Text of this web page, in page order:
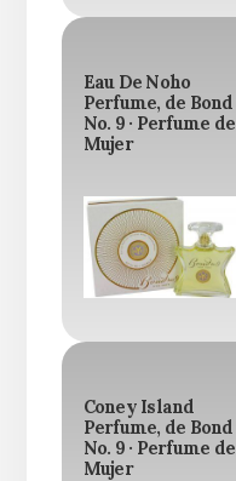
Eau De Noho
Perfume, de Bond
No. 9 · Perfume de
Mujer
Coney Island
Perfume, de Bond
No. 9 · Perfume de
Mujer